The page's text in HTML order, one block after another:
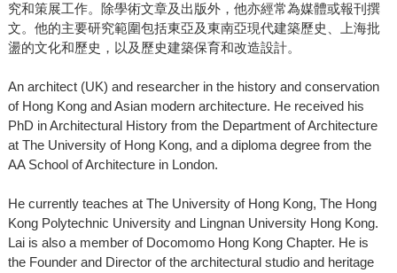
究和策展工作。除學術文章及出版外，他亦經常為媒體或報刊撰
文。他的主要研究範圍包括東亞及東南亞現代建築歷史、上海批
盪的文化和歷史，以及歷史建築保育和改造設計。
An architect (UK) and researcher in the history and conservation
of Hong Kong and Asian modern architecture. He received his
PhD in Architectural History from the Department of Architecture
at The University of Hong Kong, and a diploma degree from the
AA School of Architecture in London.
He currently teaches at The University of Hong Kong, The Hong
Kong Polytechnic University and Lingnan University Hong Kong.
Lai is also a member of Docomomo Hong Kong Chapter. He is
the Founder and Director of the architectural studio and heritage